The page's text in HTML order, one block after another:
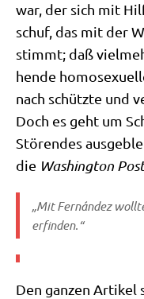
war, der sich mit
schuf, das mit der
stimmt; daß
hen­de
nach schütz­te und
Doch es geht um
Stö­ren­des
die Washing­ton Post
„Mit Fernán­dez
erfinden.“
Den gan­zen Arti­kel